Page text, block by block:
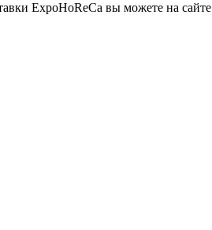
ExpoHoReCa вы можете на